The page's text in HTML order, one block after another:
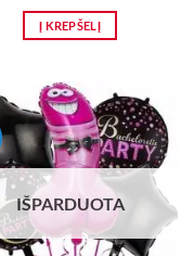
Į KREPŠELĮ
IŠPARDUOTA